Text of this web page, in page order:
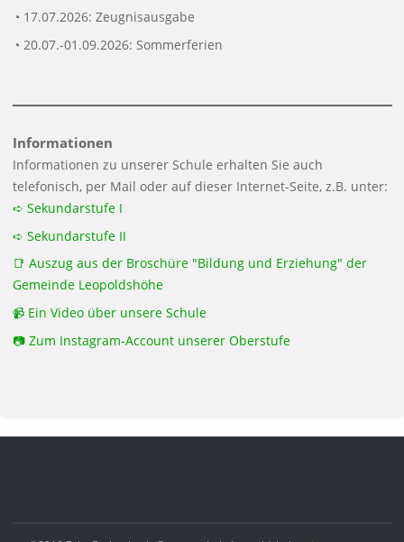
◔ 17.07.2026: Zeugnisausgabe
◔ 20.07.-01.09.2026: Sommerferien
Informationen
Informationen zu unserer Schule erhalten Sie auch
telefonisch, per Mail oder auf dieser Internet-Seite, z.B. unter:
➪ Sekundarstufe I
➪ Sekundarstufe II
📑 Auszug aus der Broschüre "Bildung und Erziehung" der
Gemeinde Leopoldshöhe
📹 Ein Video über unsere Schule
📷 Zum Instagram-Account unserer Oberstufe